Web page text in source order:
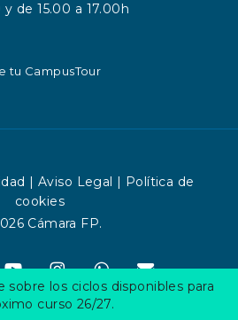
sobre los ciclos disponibles para
curso 26/27.
15
www.agpd.es.
de 15.00 a 17.00h
tu CampusTour
| Aviso Legal | Política de
cookies
Cámara FP.
youtubeinstagramwhatsapp
email